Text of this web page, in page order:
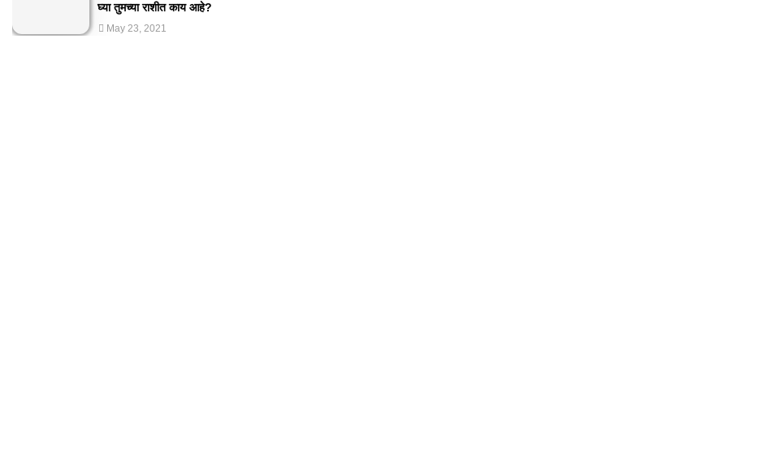
घ्या तुमच्या राशीत काय आहे?
May 23, 2021